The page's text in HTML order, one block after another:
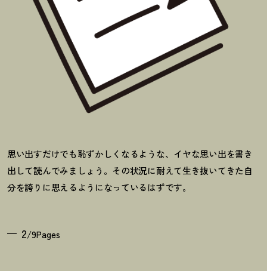
思い出すだけでも恥ずかしくなるような、イヤな思い出を書き
出して読んでみましょう。その状況に耐えて生き抜いてきた自
分を誇りに思えるようになっているはずです。
2/9Pages